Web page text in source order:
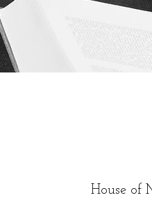
House of